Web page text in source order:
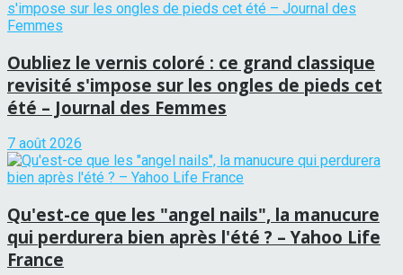
Oubliez le vernis coloré : ce grand classique
revisité s'impose sur les ongles de pieds cet
été – Journal des Femmes
7 août 2026
Qu'est-ce que les "angel nails", la manucure
qui perdurera bien après l'été ? – Yahoo Life
France